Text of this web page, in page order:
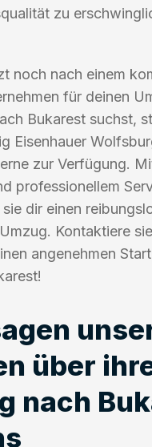
zu
noch nach einem
für deinen
Bukarest suchst,
Eisenhauer
zur Verfügung.
professionellem
dir einen
Kontaktiere
angenehmen
über
nach